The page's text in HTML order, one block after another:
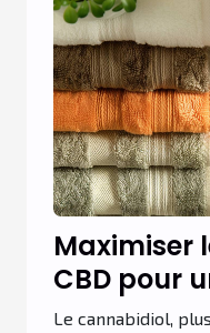
Maximiser
CBD pour
optimale
Le cannabidiol,